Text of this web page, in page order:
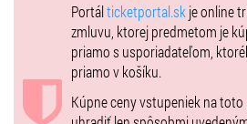
EXTERIÉR - zámocké nádvorie
Koncert sa uskutoční na historickom
Pezinku a naše zámocké brány na
Začiatok: 20:00 hod.
Portálticketportal.sk je online
zmluvu, ktorej predmetom je
priamo s usporiadateľom,
priamo v košíku.
Kúpne ceny vstupeniek na